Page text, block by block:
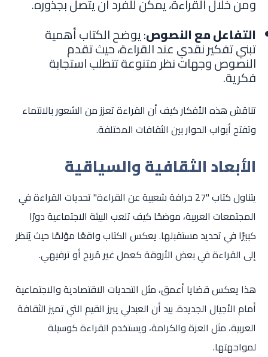
ومن خلال القراءة، يمكن للفرد أن يتصل بجذوره.
التفاعل مع النصوص: يوضح الكتاب أهمية
تبني تفكير نقدي عند القراءة، حيث تقدم
النصوص وجهات نظر متنوعة تتطلب استجابة
فكرية.
تناقش هذه الأفكار كيف أن القراءة تعزز من الشعور بالانتماء
وتفتح أبواب الحوار بين الثقافات المختلفة.
الأبعاد الثقافية والسياقية
يتناول كتاب "27 خرافة شعبية عن القراءة" تحديات القراءة في
المجتمعات العربية، موضحًا كيف تلعب البيئة الاجتماعية دورًا
كبيرًا في تحديد مستقبلها. يعكس الكتاب واقعًا مؤلمًا حيث يُنظر
إلى القراءة في بعض الأروقة كعمل غير مُربح أو ترفيهي.
هذا يعكس قضايا أعمق، مثل التحديات الاقتصادية والاجتماعية
أمام الأجيال الجديدة. بيد أن العبدلي يبرز القيم التي تميز الثقافة
العربية، مثل العزة والكرامة، ويستخدم القراءة كوسيلة
لمواجهتها.